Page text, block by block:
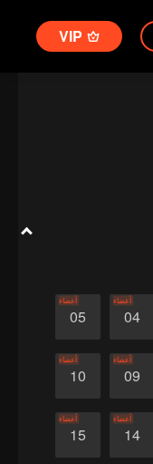
VIP
04
أعضاء
05
أعضاء
09
أعضاء
10
أعضاء
14
أعضاء
15
أعضاء